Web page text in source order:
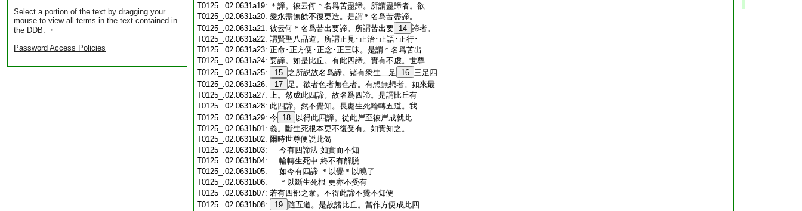
Select a portion of the text by dragging your
mouse to view all terms in the text contained in
the DDB. ・
Password Access Policies
T0125_.02.0631a19: ＊諦。彼云何＊名爲苦盡諦。所謂盡諦者。欲
T0125_.02.0631a20: 愛永盡無餘不復更造。是謂＊名爲苦盡諦。
T0125_.02.0631a21: 彼云何＊名爲苦出要諦。所謂苦出要 14 諦者。
T0125_.02.0631a22: 謂賢聖八品道。所謂正見･正治･正語･正行･
T0125_.02.0631a23: 正命･正方便･正念･正三昧。是謂＊名爲苦出
T0125_.02.0631a24: 要諦。如是比丘。有此四諦。實有不虚。世尊
T0125_.02.0631a25:
15 之所説故名爲諦。諸有衆生二足 16 三足四
T0125_.02.0631a26:
17 足。欲者色者無色者。有想無想者。如來最
T0125_.02.0631a27: 上。然成此四諦。故名爲四諦。是謂比丘有
T0125_.02.0631a28: 此四諦。然不覺知。長處生死輪轉五道。我
T0125_.02.0631a29: 今 18
以得此四諦。從此岸至彼岸成就此
T0125_.02.0631b01: 義。斷生死根本更不復受有。如實知之。
T0125_.02.0631b02: 爾時世尊便説此偈
T0125_.02.0631b03:
今有四諦法 如實而不知
T0125_.02.0631b04:
輪轉生死中 終不有解脱
T0125_.02.0631b05:
如今有四諦 ＊以覺＊以曉了
T0125_.02.0631b06:
＊以斷生死根 更亦不受有
T0125_.02.0631b07: 若有四部之衆。不得此諦不覺不知便
T0125_.02.0631b08:
19 隨五道。是故諸比丘。當作方便成此四